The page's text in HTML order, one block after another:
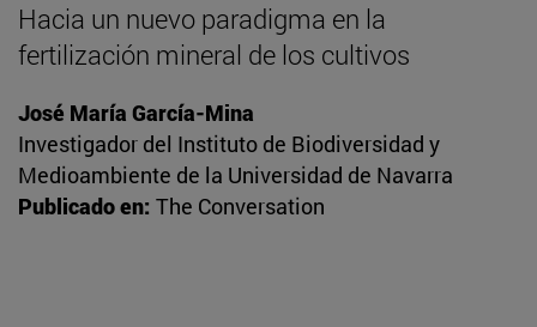
Hacia un nuevo paradigma en la
fertilización mineral de los cultivos
José María García-Mina
Investigador del Instituto de Biodiversidad y
Medioambiente de la Universidad de Navarra
Publicado en: The Conversation